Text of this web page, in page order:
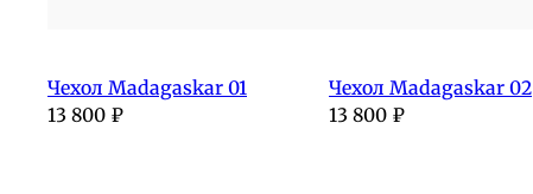
Чехол Madagaskar 01
13 800 ₽
Чехол Madagaskar 02
13 800 ₽